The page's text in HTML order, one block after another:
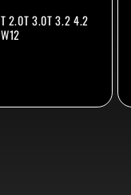
2.0T 3.0T 3.2 4.2